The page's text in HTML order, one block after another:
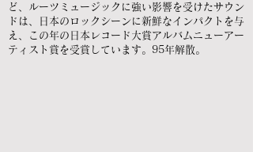
ど、ルーツミュージックに強い影響を受けたサウン
ドは、日本のロックシーンに新鮮なインパクトを与
え、この年の日本レコード大賞アルバムニューアー
ティスト賞を受賞しています。95年解散。